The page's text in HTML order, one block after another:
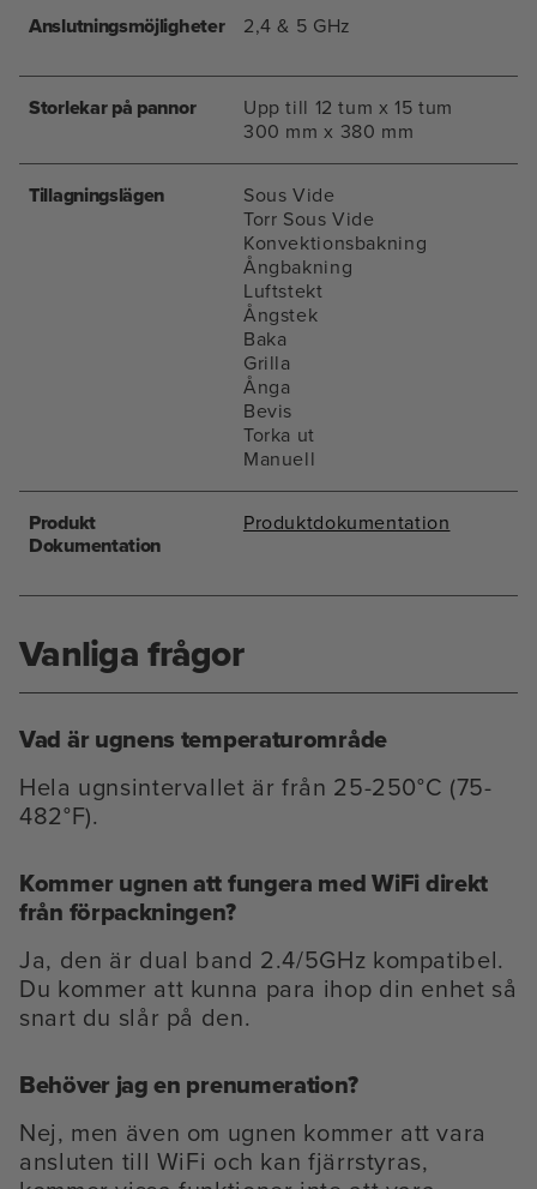
Anslutningsmöjligheter 2,4 & 5 GHz
Storlekar på pannor
Upp till 12 tum x 15 tum
300 mm x 380 mm
Tillagningslägen
Sous Vide
Torr Sous Vide
Konvektionsbakning
Ångbakning
Luftstekt
Ångstek
Baka
Grilla
Ånga
Bevis
Torka ut
Manuell
Produkt
Dokumentation
Produktdokumentation
Vanliga frågor
Vad är ugnens temperaturområde
Hela ugnsintervallet är från 25-250°C (75-
482°F).
Kommer ugnen att fungera med WiFi direkt
från förpackningen?
Ja, den är dual band 2.4/5GHz kompatibel.
Du kommer att kunna para ihop din enhet så
snart du slår på den.
Behöver jag en prenumeration?
Nej, men även om ugnen kommer att vara
ansluten till WiFi och kan fjärrstyras,